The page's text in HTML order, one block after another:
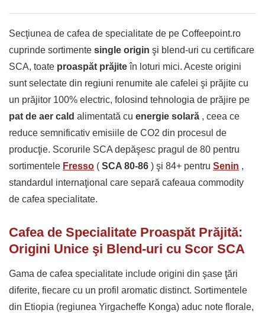
Secţiunea de cafea de specialitate de pe Coffeepoint.ro
cuprinde sortimente single origin şi blend-uri cu certificare
SCA, toate proaspăt prăjiteîn loturi mici. Aceste origini
sunt selectate din regiuni renumite ale cafelei şi prăjite cu
un prăjitor 100% electric, folosind tehnologia de prăjire pe
pat de aer cald alimentată cu energie solară , ceea ce
reduce semnificativ emisiile de CO2 din procesul de
producţie. Scorurile SCA depăşesc pragul de 80 pentru
sortimentele Fresso ( SCA 80-86 ) şi 84+ pentru Senin ,
standardul internaţional care separă cafeaua commodity
de cafea specialitate.
Cafea de Specialitate Proaspăt Prăjită:
Origini Unice şi Blend-uri cu Scor SCA
Gama de cafea specialitate include origini din şase ţări
diferite, fiecare cu un profil aromatic distinct. Sortimentele
din Etiopia (regiunea Yirgacheffe Konga) aduc note florale,